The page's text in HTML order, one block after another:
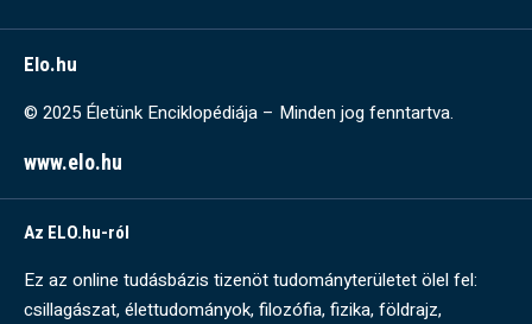
Elo.hu
© 2025 Életünk Enciklopédiája – Minden jog fenntartva.
www.elo.hu
Az ELO.hu-ról
Ez az online tudásbázis tizenöt tudományterületet ölel fel:
csillagászat, élettudományok, filozófia, fizika, földrajz,